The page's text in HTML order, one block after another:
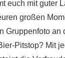
euch mit guter
großen
Gruppenfoto an
Pitstop? Mit